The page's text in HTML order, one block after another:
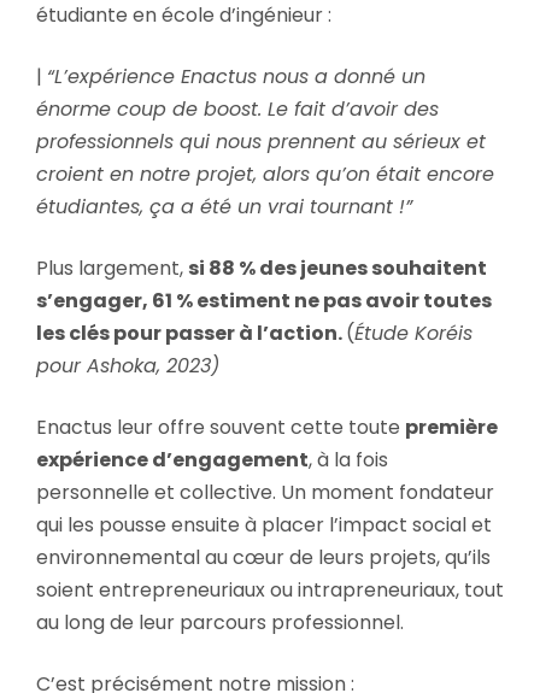
étudiante en école d’ingénieur :
| “L’expérience Enactus nous a donné un
énorme coup de boost. Le fait d’avoir des
professionnels qui nous prennent au sérieux et
croient en notre projet, alors qu’on était encore
étudiantes, ça a été un vrai tournant !”
Plus largement, si 88 % des jeunes souhaitent
s’engager, 61 % estiment ne pas avoir toutes
les clés pour passer à l’action.(Étude Koréis
pour Ashoka, 2023)
Enactus leur offre souvent cette toute première
expérience d’engagement, à la fois
personnelle et collective. Un moment fondateur
qui les pousse ensuite à placer l’impact social et
environnemental au cœur de leurs projets, qu’ils
soient entrepreneuriaux ou intrapreneuriaux, tout
au long de leur parcours professionnel.
C’est précisément notre mission :